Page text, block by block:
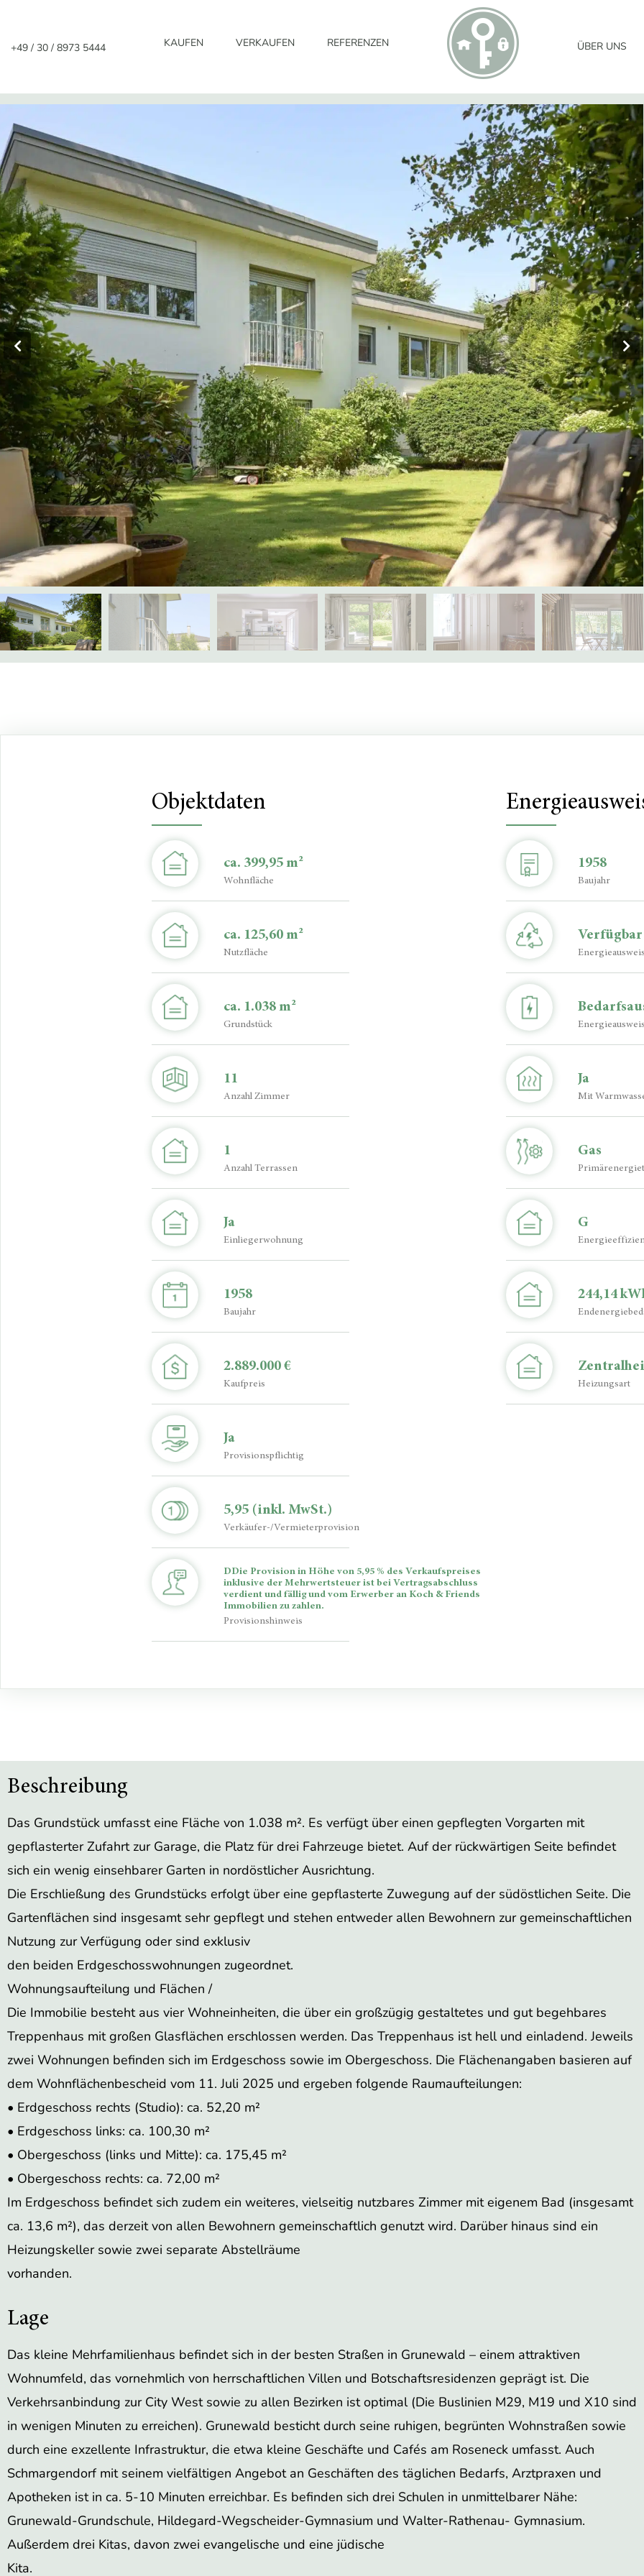
+49 / 30 / 8973 5444 KAUFEN VERKAUFEN REFERENZEN ÜBER UNS
Objektdaten
Wohnfläche
ca. 399,95 m²
Nutzfläche
ca. 125,60 m²
Grundstück
ca. 1.038 m²
Anzahl Zimmer
11
Anzahl Terrassen
1
Einliegerwohnung
Ja
Kaufpreis
2.889.000 €
Provisionspflichtig
Ja
Verkäufer-/Vermieterprovision
5,95 (inkl. MwSt.)
Provisionshinweis
DDie Provision in Höhe von 5,95 % des Verkaufspreises
inklusive der Mehrwertsteuer ist bei Vertragsabschluss
verdient und fällig und vom Erwerber an Koch & Friends
Immobilien zu zahlen.
Baujahr
1958
Baujahr
1958
Verfügbar
Mit
Ja
Gas
G
244,14
Heizungsart
Beschreibung
Das Grundstück umfasst eine Fläche von 1.038 m². Es verfügt über einen gepflegten Vorgarten mit
gepflasterter Zufahrt zur Garage, die Platz für drei Fahrzeuge bietet. Auf der rückwärtigen Seite befindet
sich ein wenig einsehbarer Garten in nordöstlicher Ausrichtung.
Die Erschließung des Grundstücks erfolgt über eine gepflasterte Zuwegung auf der südöstlichen Seite. Die
Gartenflächen sind insgesamt sehr gepflegt und stehen entweder allen Bewohnern zur gemeinschaftlichen
Nutzung zur Verfügung oder sind exklusiv
den beiden Erdgeschosswohnungen zugeordnet.
Wohnungsaufteilung und Flächen /
Die Immobilie besteht aus vier Wohneinheiten, die über ein großzügig gestaltetes und gut begehbares
Treppenhaus mit großen Glasflächen erschlossen werden. Das Treppenhaus ist hell und einladend. Jeweils
zwei Wohnungen befinden sich im Erdgeschoss sowie im Obergeschoss. Die Flächenangaben basieren auf
dem Wohnflächenbescheid vom 11. Juli 2025 und ergeben folgende Raumaufteilungen:
• Erdgeschoss rechts (Studio): ca. 52,20 m²
• Erdgeschoss links: ca. 100,30 m²
• Obergeschoss (links und Mitte): ca. 175,45 m²
• Obergeschoss rechts: ca. 72,00 m²
Im Erdgeschoss befindet sich zudem ein weiteres, vielseitig nutzbares Zimmer mit eigenem Bad (insgesamt
ca. 13,6 m²), das derzeit von allen Bewohnern gemeinschaftlich genutzt wird. Darüber hinaus sind ein
Heizungskeller sowie zwei separate Abstellräume
vorhanden.
Lage
Das kleine Mehrfamilienhaus befindet sich in der besten Straßen in Grunewald – einem attraktiven
Wohnumfeld, das vornehmlich von herrschaftlichen Villen und Botschaftsresidenzen geprägt ist. Die
Verkehrsanbindung zur City West sowie zu allen Bezirken ist optimal (Die Buslinien M29, M19 und X10 sind
in wenigen Minuten zu erreichen). Grunewald besticht durch seine ruhigen, begrünten Wohnstraßen sowie
durch eine exzellente Infrastruktur, die etwa kleine Geschäfte und Cafés am Roseneck umfasst. Auch
Schmargendorf mit seinem vielfältigen Angebot an Geschäften des täglichen Bedarfs, Arztpraxen und
Apotheken ist in ca. 5-10 Minuten erreichbar. Es befinden sich drei Schulen in unmittelbarer Nähe:
Grunewald-Grundschule, Hildegard-Wegscheider-Gymnasium und Walter-Rathenau- Gymnasium.
Außerdem drei Kitas, davon zwei evangelische und eine jüdische
Kita.